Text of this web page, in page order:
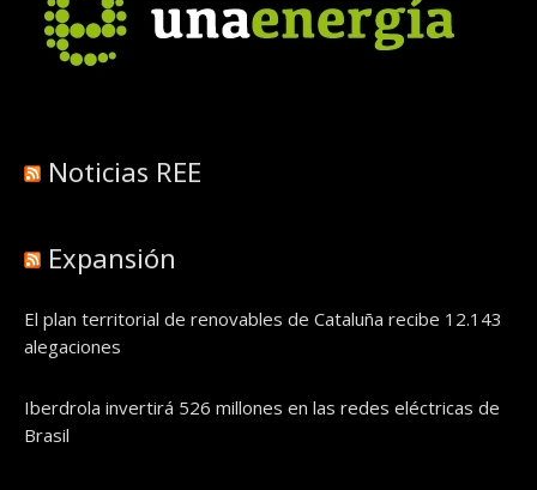
Noticias REE
Expansión
El plan territorial de renovables de Cataluña recibe 12.143
alegaciones
Iberdrola invertirá 526 millones en las redes eléctricas de
Brasil